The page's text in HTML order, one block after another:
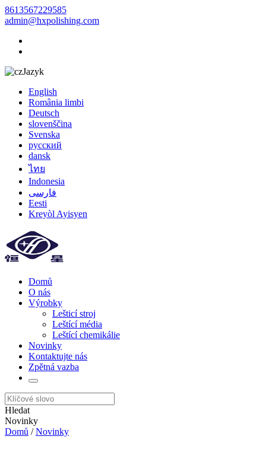
8613567229585
admin@hxpolishing.com
Jazyk
English
România limbi
Deutsch
slovenščina
Svenska
русский
dansk
ไทย
Indonesia
فارسی
Eesti
Kreyòl Ayisyen
Domů
O nás
Výrobky
Lešticí stroj
Leštící média
Leštící chemikálie
Novinky
Kontaktujte nás
Zpětná vazba
Hledat
Novinky
Domů /Novinky